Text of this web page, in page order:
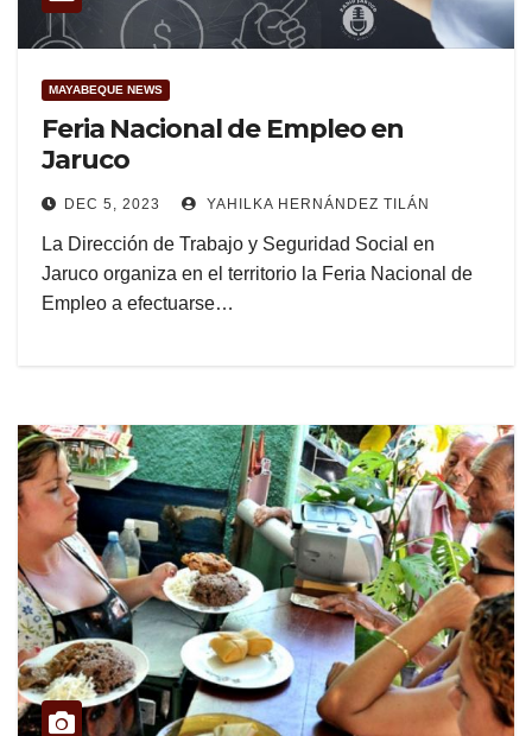
MAYABEQUE NEWS
Feria Nacional de Empleo en
Jaruco
DEC 5, 2023 YAHILKA HERNÁNDEZ TILÁN
La Dirección de Trabajo y Seguridad Social en
Jaruco organiza en el territorio la Feria Nacional de
Empleo a efectuarse…